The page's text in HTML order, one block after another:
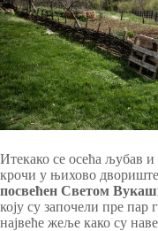
Итекако се осећа љубав
крочи у њихово двориште
посвећен Светом
коју су започели пре
највеће жеље како су